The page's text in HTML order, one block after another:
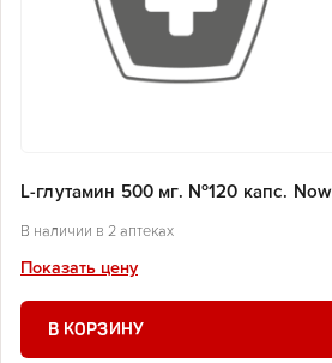
L-глутамин 500 мг. №120 капс. Now
В наличии в 2 аптеках
Показать цену
В КОРЗИНУ